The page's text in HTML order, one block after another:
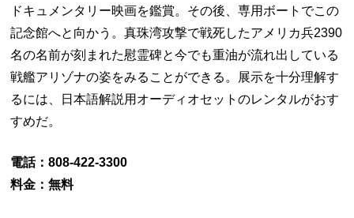
ドキュメンタリー映画を鑑賞。その後、専用ボートでこの
記念館へと向かう。真珠湾攻撃で戦死したアメリカ兵2390
名の名前が刻まれた慰霊碑と今でも重油が流れ出している
戦艦アリゾナの姿をみることができる。展示を十分理解す
るには、日本語解説用オーディオセットのレンタルがおす
すめだ。
電話：808-422-3300
料金：無料